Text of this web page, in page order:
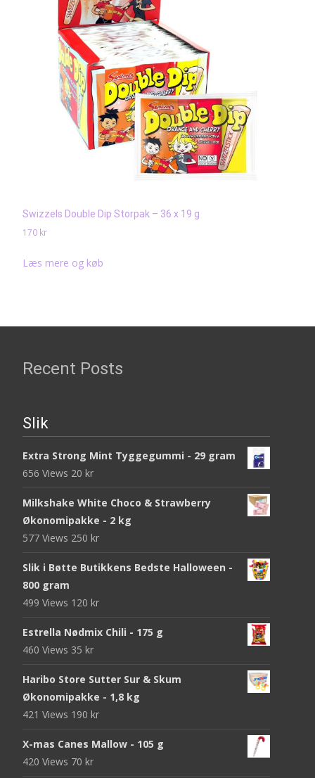
Swizzels Double Dip Storpak – 36 x 19 g
170 kr
Læs mere og køb
Recent Posts
Slik
Extra Strong Mint Tyggegummi - 29 gram
656 Views 20 kr
Milkshake White Choco & Strawberry
Økonomipakke - 2 kg
577 Views 250 kr
Slik i Bøtte Butikkens Bedste Halloween -
800 gram
499 Views 120 kr
Estrella Nødmix Chili - 175 g
460 Views 35 kr
Haribo Store Sutter Sur & Skum
Økonomipakke - 1,8 kg
421 Views 190 kr
X-mas Canes Mallow - 105 g
420 Views 70 kr